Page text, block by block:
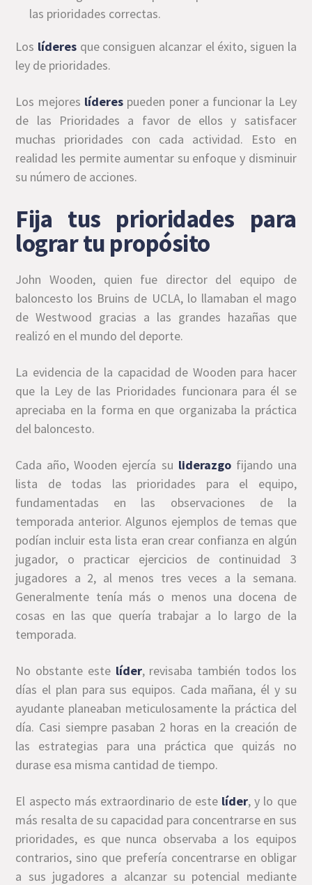
las prioridades correctas.
Los líderes que consiguen alcanzar el éxito, siguen la
ley de prioridades.
Los mejores líderespueden poner a funcionar la Ley
de las Prioridades a favor de ellos y satisfacer
muchas prioridades con cada actividad. Esto en
realidad les permite aumentar su enfoque y disminuir
su número de acciones.
Fija tus prioridades para
lograr tu propósito
John Wooden, quien fue director del equipo de
baloncesto los Bruins de UCLA, lo llamaban el mago
de Westwood gracias a las grandes hazañas que
realizó en el mundo del deporte.
La evidencia de la capacidad de Wooden para hacer
que la Ley de las Prioridades funcionara para él se
apreciaba en la forma en que organizaba la práctica
del baloncesto.
Cada año, Wooden ejercía su liderazgofijando una
lista de todas las prioridades para el equipo,
fundamentadas en las observaciones de la
temporada anterior. Algunos ejemplos de temas que
podían incluir esta lista eran crear confianza en algún
jugador, o practicar ejercicios de continuidad 3
jugadores a 2, al menos tres veces a la semana.
Generalmente tenía más o menos una docena de
cosas en las que quería trabajar a lo largo de la
temporada.
No obstante este líder, revisaba también todos los
días el plan para sus equipos. Cada mañana, él y su
ayudante planeaban meticulosamente la práctica del
día. Casi siempre pasaban 2 horas en la creación de
las estrategias para una práctica que quizás no
durase esa misma cantidad de tiempo.
El aspecto más extraordinario de este líder, y lo que
más resalta de su capacidad para concentrarse en sus
prioridades, es que nunca observaba a los equipos
contrarios, sino que prefería concentrarse en obligar
a sus jugadores a alcanzar su potencial mediante